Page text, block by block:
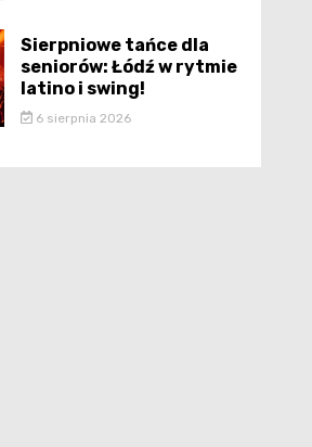
Sierpniowe tańce dla
seniorów: Łódź w rytmie
latino i swing!
6 sierpnia 2026